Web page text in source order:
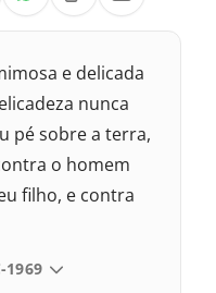
Atualizada
e Corrigida
e delicada
nunca
pé sobre a terra,
o homem
filho, e contra
1969